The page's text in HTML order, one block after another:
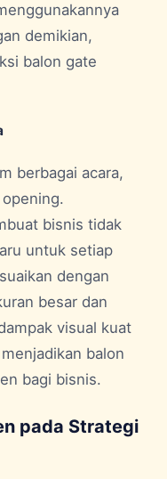
demikian,
balon gate
berbagai acara,
bisnis tidak
untuk setiap
dengan
besar dan
visual kuat
balon
bagi bisnis.
pada Strategi